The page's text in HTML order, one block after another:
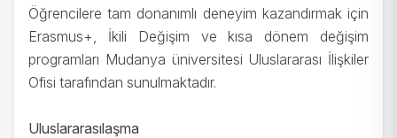
Öğrencilere tam donanımlı deneyim kazandırmak için
Erasmus+, İkili Değişim ve kısa dönem değişim
programları Mudanya üniversitesi Uluslararası İlişkiler
Ofisi tarafından sunulmaktadır.
Uluslararasılaşma